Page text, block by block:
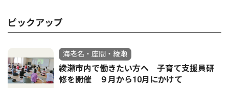
ピックアップ
海老名・座間・綾瀬
綾瀬市内で働きたい方へ 子育て支援員研
修を開催 ９月から10月にかけて